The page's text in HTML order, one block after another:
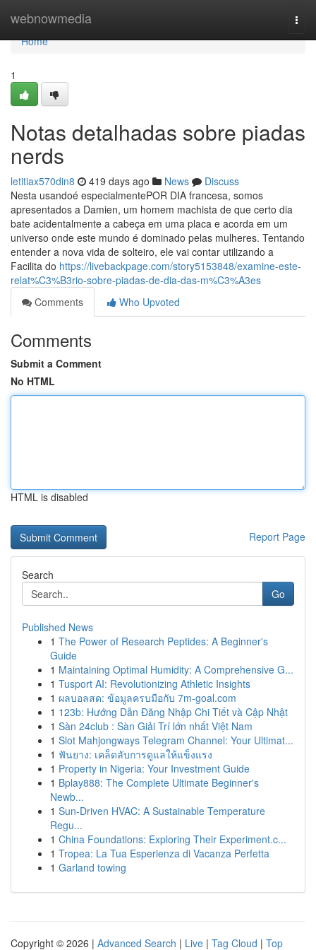
webnowmedia
Home
Home
1
Notas detalhadas sobre piadas
nerds
letitiax570din8 419 days ago News
Discuss
Nesta usandoé especialmentePOR DIA francesa, somos
apresentados a Damien, um homem machista de que certo dia
bate acidentalmente a cabeça em uma placa e acorda em um
universo onde este mundo é dominado pelas mulheres. Tentando
entender a nova vida de solteiro, ele vai contar utilizando a
Facilita do https://livebackpage.com/story5153848/examine-este-
relat%C3%B3rio-sobre-piadas-de-dia-das-m%C3%A3es
Comments
Who Upvoted
Comments
Submit a Comment
No HTML
HTML is disabled
Report Page
Search
Go
Published News
1 The Power of Research Peptides: A Beginner's
Guide
1 Maintaining Optimal Humidity: A Comprehensive G...
1 Tusport AI: Revolutionizing Athletic Insights
1 ผลบอลสด: ข้อมูลครบมือกับ 7m-goal.com
1 123b: Hướng Dẫn Đăng Nhập Chi Tiết và Cập Nhật
1 Sàn 24club : Sàn Giải Trí lớn nhất Việt Nam
1 Slot Mahjongways Telegram Channel: Your Ultimat...
1 ฟันยาง: เคล็ดลับการดูแลให้แข็งแรง
1 Property in Nigeria: Your Investment Guide
1 Bplay888: The Complete Ultimate Beginner's
Newb...
1 Sun-Driven HVAC: A Sustainable Temperature
Regu...
1 China Foundations: Exploring Their Experiment.c...
1 Tropea: La Tua Esperienza di Vacanza Perfetta
1 Garland towing
Copyright © 2026 | Advanced Search | Live | Tag Cloud | Top